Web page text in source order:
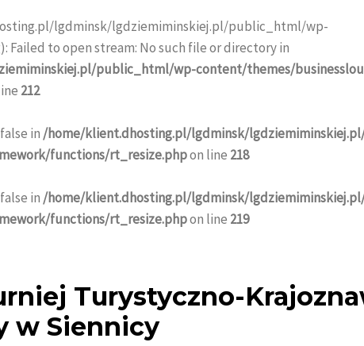
lgdminsk/lgdziemiminskiej.pl/public_html/wp-
Failed to open stream: No such file or directory in
public_html/wp-content/themes/
212
in /home/klient.dhosting.pl/lgdminsk/
functions/rt_resize.phpon line 218
in /home/klient.dhosting.pl/lgdminsk/
functions/rt_resize.phpon line 219
Turystyczno-
w Siennicy